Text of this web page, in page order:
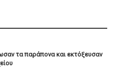
τα παράπονα και εκτόξευσαν